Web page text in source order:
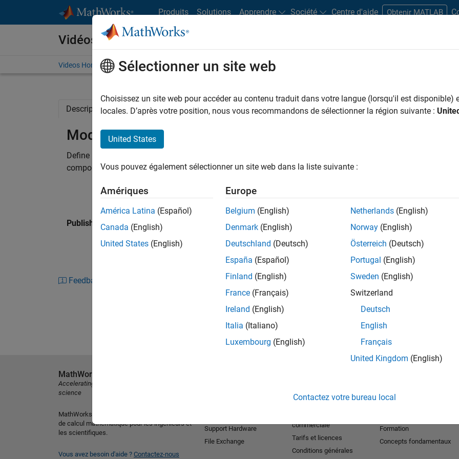
Produits Solutions Apprendre Société Centre d'aide Obtenir MATLAB
Vidéos
Videos Home Search
Description Related Resources
Modeling a Scissor Jack
Define rigid bodies and assemble them to model a scissor mechanism. Reuse mechanism
components to model a four-stage scissor lift.
Published: 22 Mar 2012
Feedback
Sélectionner un site web
Choisissez un site web pour accéder au contenu traduit dans votre langue (lorsqu'il est disponible)
locales. D’après votre position, nous vous recommandons de sélectionner la région suivante :
United States
Vous pouvez également sélectionner un site web dans la liste suivante :
Amériques
América Latina (Español)
Canada (English)
United States (English)
Europe
Belgium (English)
Denmark (English)
Deutschland (Deutsch)
España (Español)
Finland (English)
France (Français)
Ireland (English)
Italia (Italiano)
Luxembourg (English)
Netherlands (English)
Norway (English)
Österreich (Deutsch)
Portugal (English)
Sweden (English)
Switzerland
Deutsch
English
Français
United Kingdom (English)
Contactez votre bureau local
MathWorks
Accelerating the pace of engineering and
science
MathWorks est le leader mondial des logiciels
de calcul mathématique pour les ingénieurs et
les scientifiques.
Vous avez besoin d'aide ? Contactez-nous
Support Hardware
File Exchange
commerciale
Tarifs et licences
Conditions générales
Formation
Concepts fondamentaux